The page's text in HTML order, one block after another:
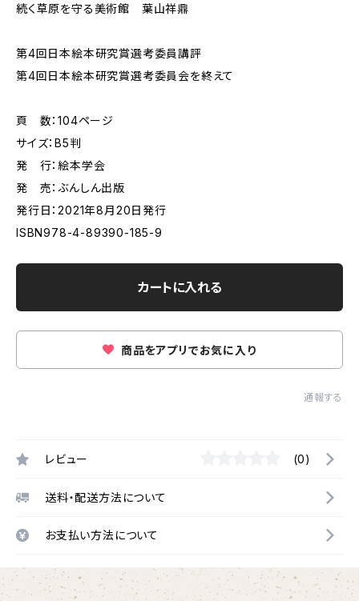
続く草原を守る美術館 葉山祥鼎
第4回日本絵本研究賞選考委員講評
第4回日本絵本研究賞選考委員会を終えて
頁 数：104ページ
サイズ：B5判
発 行：絵本学会
発 売：ぶんしん出版
発行日：2021年8月20日発行
ISBN978-4-89390-185-9
カートに入れる
商品をアプリでお気に入り
通報する
レビュー (0)
送料・配送方法について
お支払い方法について